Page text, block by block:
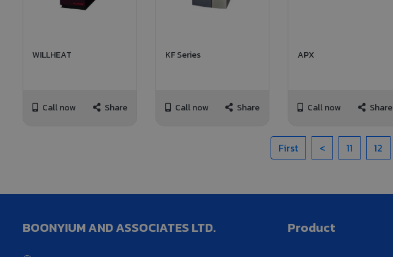
WILLHEAT
Call now Share
KF Series
Call now Share
APX
Call now Share
First < 11 12
BOONYIUM AND ASSOCIATES LTD. Product